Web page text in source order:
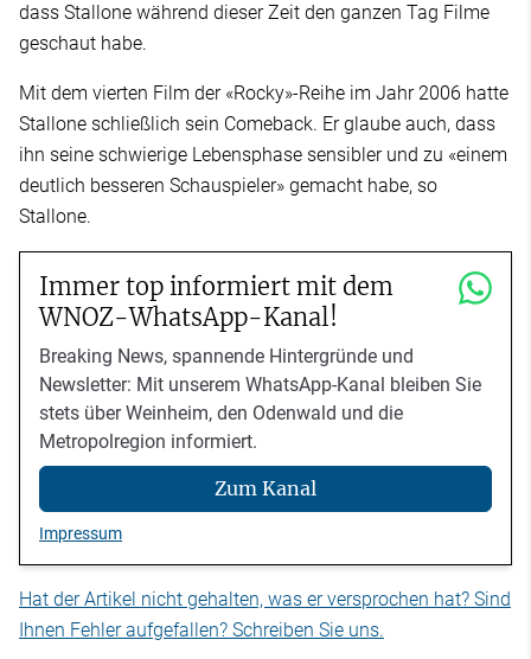
dass Stallone während dieser Zeit den ganzen Tag Filme
geschaut habe.
Mit dem vierten Film der «Rocky»-Reihe im Jahr 2006 hatte
Stallone schließlich sein Comeback. Er glaube auch, dass
ihn seine schwierige Lebensphase sensibler und zu «einem
deutlich besseren Schauspieler» gemacht habe, so
Stallone.
Immer top informiert mit dem
WNOZ-WhatsApp-Kanal!
Breaking News, spannende Hintergründe und
Newsletter: Mit unserem WhatsApp-Kanal bleiben Sie
stets über Weinheim, den Odenwald und die
Metropolregion informiert.
Zum Kanal
Impressum
Hat der Artikel nicht gehalten, was er versprochen hat? Sind
Ihnen Fehler aufgefallen? Schreiben Sie uns.